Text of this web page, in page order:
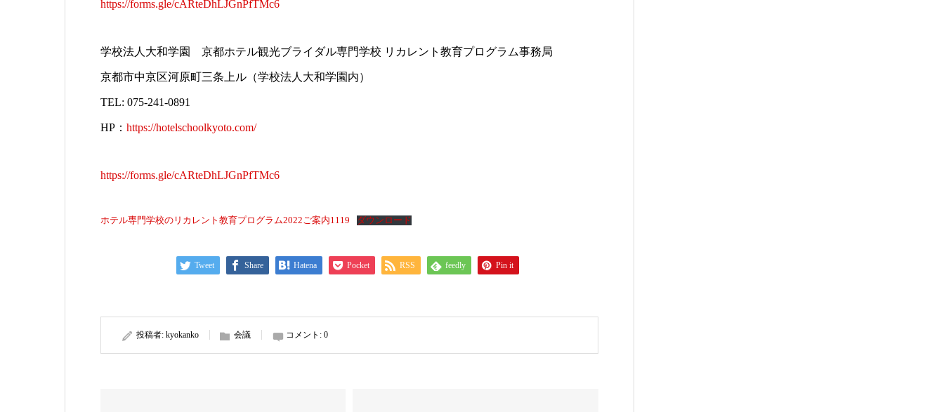
https://forms.gle/cARteDhLJGnPfTMc6
学校法人大和学園 京都ホテル観光ブライダル専門学校 リカレント教育プログラム事務局
京都市中京区河原町三条上ル（学校法人大和学園内）
TEL: 075-241-0891
HP： https://hotelschoolkyoto.com/
https://forms.gle/cARteDhLJGnPfTMc6
ホテル専門学校のリカレント教育プログラム2022ご案内1119 ダウンロード
Tweet Share Hatena Pocket RSS feedly Pin it
投稿者: kyokanko 会議 コメント: 0